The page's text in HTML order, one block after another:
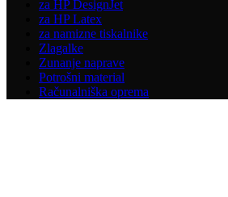
za HP DesignJet
za HP Latex
za namizne tiskalnike
Zlagalke
Zunanje naprave
Potrošni material
Računalniška oprema